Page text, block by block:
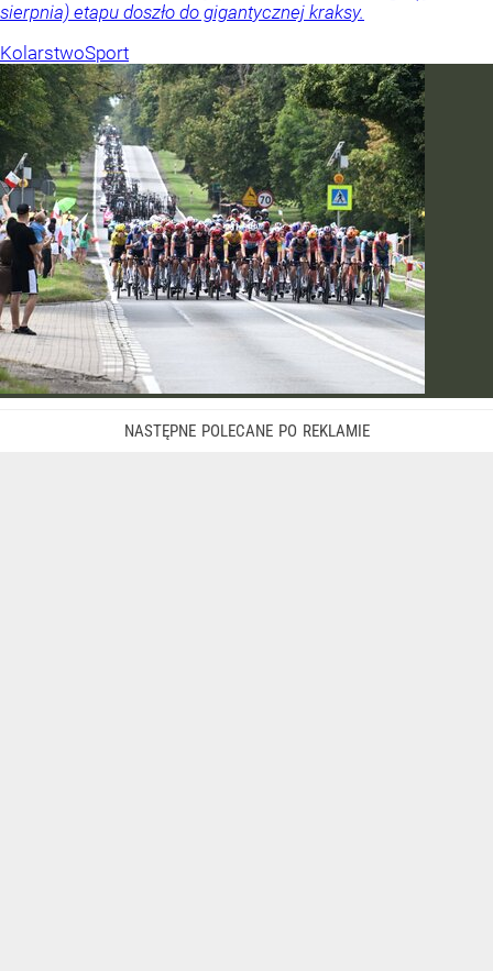
sierpnia) etapu doszło do gigantycznej kraksy.
KolarstwoSport